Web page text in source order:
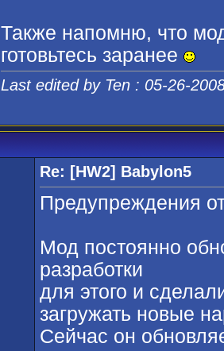
Также напомню, что
готовьтесь заранее
Last edited by Ten : 05-26-
Re: [HW2] Babylon5
Предупреждения
Мод постоянно
разработки
для этого и
загружать новые
Сейчас он